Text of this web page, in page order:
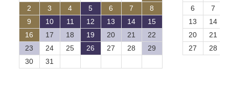
2
3 4 5 6 7
8
9
10 11 12 13 14
15
16
17 18 19 20 21
22
23
24 25 26 27 28
29
30
31
6
7
13
14
20
21
27
28